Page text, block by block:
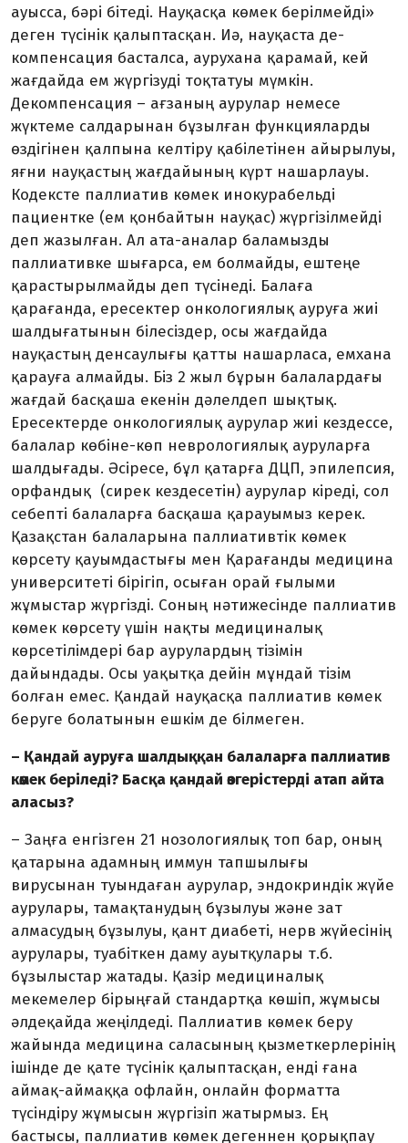
ауысса, бәрі бітеді. Науқасқа көмек берілмейді»
де­ген түсінік қалыптасқан. Иә, науқаста де­
компенсация басталса, аурухана қарамай, кей
жағдайда ем жүргізуді тоқтатуы мүмкін.
Декомпенсация – ағзаның аурулар немесе
жүктеме салдарынан бұзылған функцияларды
өздігінен қалпына келтіру қабілетінен айы­рылуы,
яғни науқастың жағдайының күрт нашарлауы.
Кодексте паллиатив көмек ино­курабельді
пациентке (ем қонбайтын нау­қас) жүргізілмейді
деп жазылған. Ал ата-аналар баламызды
паллиативке шығарса, ем болмайды, ештеңе
қарастырылмайды деп түсінеді. Балаға
қарағанда, ересектер онкологиялық ауруға жиі
шалдығатынын білесіздер, осы жағдайда
науқастың денсау­­лығы қатты нашарласа, емхана
қарауға ал­майды. Біз 2 жыл бұрын балалардағы
жағдай басқаша екенін дәлелдеп шықтық.
Ересектерде онкологиялық аурулар жиі кездессе,
балалар көбіне-көп неврологиялық ауруларға
шалдығады. Әсіресе, бұл қатарға ДЦП, эпилепсия,
орфандық (сирек кездесе­тін) аурулар кіреді, сол
себепті балаларға басқаша қарауымыз керек.
Қазақстан бала­ларына паллиативтік көмек
көрсету қауым­дастығы мен Қарағанды медицина
универ­ситеті бірігіп, осыған орай ғылыми
жұмыстар жүргізді. Соның нәтижесінде паллиатив
көмек көрсету үшін нақты медициналық
көрсетілімдері бар аурулардың тізімін
дайындады. Осы уақытқа дейін мұндай тізім
болған емес. Қандай науқасқа паллиатив көмек
беруге болатынын ешкім де білмеген.
– Қандай ауруға шалдыққан балаларға паллиатив
көмек беріледі? Басқа қандай өзгерістерді атап айта
аласыз?
– Заңға енгізген 21 нозологиялық топ бар, оның
қатарына адамның иммун тап­шы­лығы
вирусынан туындаған аурулар, эндо­криндік жүйе
аурулары, тамақтанудың бұзылуы және зат
алмасудың бұзылуы, қант диабеті, нерв жүйесінің
аурулары, туабіткен даму ауытқулары т.б.
бұзылыстар жатады. Қазір медициналық
мекемелер бірыңғай стандартқа көшіп, жұмысы
әлде­қайда жеңілдеді. Паллиатив көмек беру
жайында медицина саласының қызметкер­лерінің
ішінде де қате түсінік қалыптасқан, енді ғана
аймақ-аймаққа офлайн, онлайн форматта
түсіндіру жұмысын жүргізіп жатырмыз. Ең
бастысы, паллиатив көмек дегеннен қорықпау